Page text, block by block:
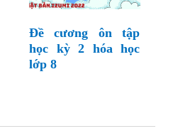
Đề cương ôn tập
học kỳ 2 hóa học
lớp 8